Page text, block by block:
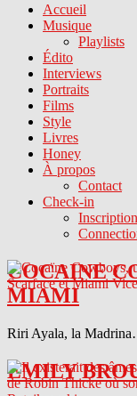
Accueil
Musique
Playlists
Édito
Interviews
Portraits
Films
Style
Livres
Honey
À propos
Contact
Check-in
Inscription
COCAINE
MIAMI
Riri Ayala, la
EMILY